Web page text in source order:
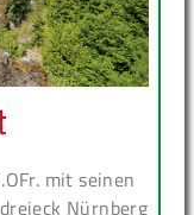
mit seinen
Nürnberg